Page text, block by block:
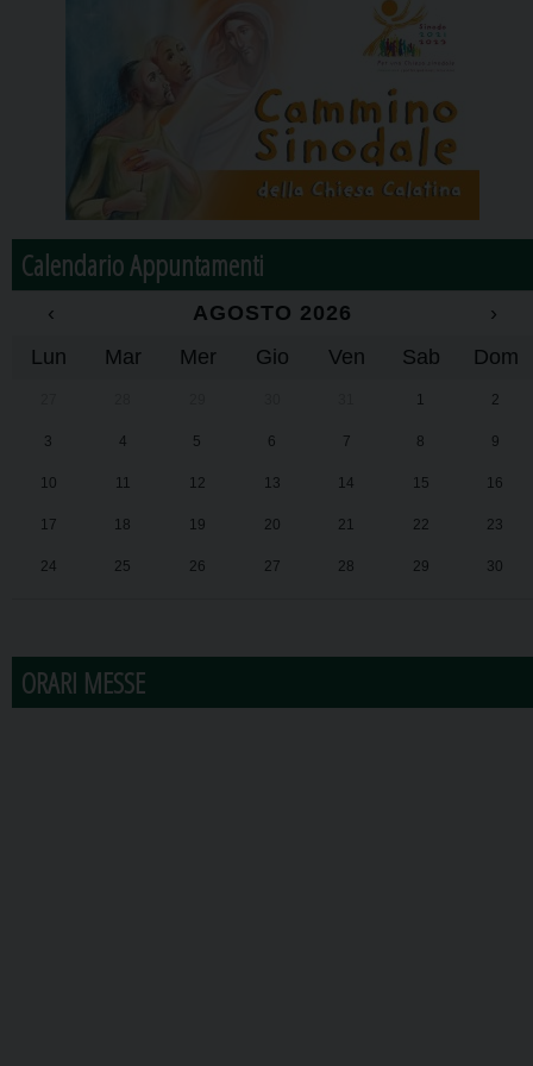
Calendario Appuntamenti
‹ AGOSTO 2026
›
Lun
Mar Mer Gio Ven Sab Dom
1 2
3 4 5 6 7 8 9
10 11 12 13 14 15 16
17 18 19 20 21 22 23
24 25 26 27 28 29 30
ORARI MESSE